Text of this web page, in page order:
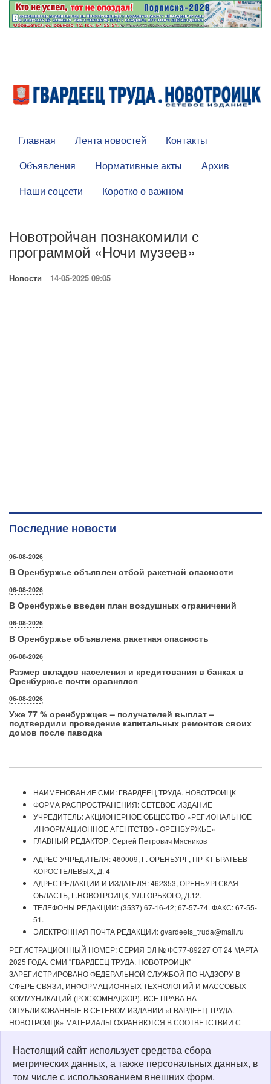
Главная Лента новостей
Контакты
Объявления
Нормативные акты
Архив
Наши соцсети
Коротко о важном
Новотройчан познакомили с
программой «Ночи музеев»
Новости 14-05-2025 09:05
Последние новости
06-08-2026
В Оренбуржье объявлен отбой ракетной опасности
06-08-2026
В Оренбуржье введен план воздушных ограничений
06-08-2026
В Оренбуржье объявлена ракетная опасность
06-08-2026
Размер вкладов населения и кредитования в банках в
Оренбуржье почти сравнялся
06-08-2026
Уже 77 % оренбуржцев – получателей выплат –
подтвердили проведение капитальных ремонтов своих
домов после паводка
НАИМЕНОВАНИЕ СМИ: ГВАРДЕЕЦ ТРУДА. НОВОТРОИЦК
ФОРМА РАСПРОСТРАНЕНИЯ: СЕТЕВОЕ ИЗДАНИЕ
УЧРЕДИТЕЛЬ: АКЦИОНЕРНОЕ ОБЩЕСТВО «РЕГИОНАЛЬНОЕ
ИНФОРМАЦИОННОЕ АГЕНТСТВО «ОРЕНБУРЖЬЕ»
ГЛАВНЫЙ РЕДАКТОР: Сергей Петрович Мясников
АДРЕС УЧРЕДИТЕЛЯ: 460009, Г. ОРЕНБУРГ, ПР-КТ БРАТЬЕВ
КОРОСТЕЛЕВЫХ, Д. 4
АДРЕС РЕДАКЦИИ И ИЗДАТЕЛЯ: 462353, ОРЕНБУРГСКАЯ
ОБЛАСТЬ, Г.НОВОТРОИЦК, УЛ.ГОРЬКОГО, Д.12.
ТЕЛЕФОНЫ РЕДАКЦИИ: (3537) 67-16-42; 67-57-74. ФАКС: 67-55-
51.
ЭЛЕКТРОННАЯ ПОЧТА РЕДАКЦИИ: gvardeets_truda@mail.ru
РЕГИСТРАЦИОННЫЙ НОМЕР: СЕРИЯ ЭЛ № ФС77-89227 ОТ 24 МАРТА
2025 ГОДА. СМИ "ГВАРДЕЕЦ ТРУДА. НОВОТРОИЦК"
ЗАРЕГИСТРИРОВАНО ФЕДЕРАЛЬНОЙ СЛУЖБОЙ ПО НАДЗОРУ В
СФЕРЕ СВЯЗИ, ИНФОРМАЦИОННЫХ ТЕХНОЛОГИЙ И МАССОВЫХ
КОММУНИКАЦИЙ (РОСКОМНАДЗОР). ВСЕ ПРАВА НА
ОПУБЛИКОВАННЫЕ В СЕТЕВОМ ИЗДАНИИ «ГВАРДЕЕЦ ТРУДА.
НОВОТРОИЦК» МАТЕРИАЛЫ ОХРАНЯЮТСЯ В СООТВЕТСТВИИ С
ЗАКОНОДАТЕЛЬСТВОМ РФ. ЛЮБОЕ ИСПОЛЬЗОВАНИЕ МАТЕРИАЛОВ
ДОПУСКАЕТСЯ ТОЛЬКО ПО СОГЛАСОВАНИЮ С РЕДАКЦИЕЙ С
ОБЯЗАТЕЛЬНОЙ АКТИВНОЙ ССЫЛКОЙ НА ИСТОЧНИК. РЕДАКЦИЯ НЕ
НЕСЕТ ОТВЕТСТВЕННОСТИ ЗА ДОСТОВЕРНОСТЬ РЕКЛАМНЫХ
Настоящий сайт использует средства сбора
метрических данных, а также персональных данных, в
том числе с использованием внешних форм.